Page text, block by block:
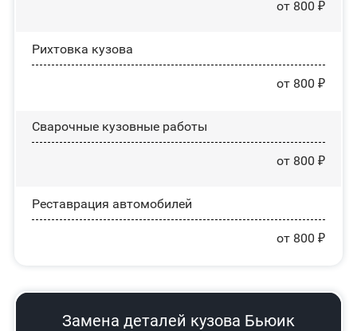
от 800 ₽
Рихтовка кузова
от 800 ₽
Сварочные кузовные работы
от 800 ₽
Реставрация автомобилей
от 800 ₽
Замена деталей кузова Бьюик